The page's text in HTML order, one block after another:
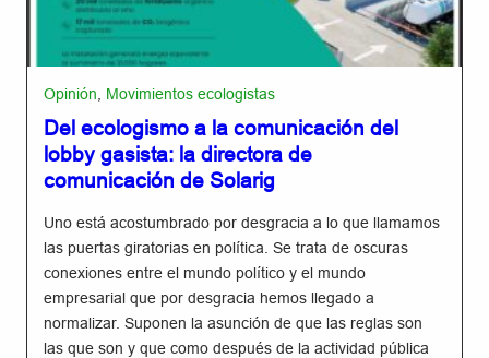
Opinión Movimientos ecologistas
Del ecologismo a la comunicación del
lobby gasista: la directora de
comunicación de Solarig
Uno está acostumbrado por desgracia a lo que llamamos
las puertas giratorias en política. Se trata de oscuras
conexiones entre el mundo político y el mundo
empresarial que por desgracia hemos llegado a
normalizar. Suponen la asunción de que las reglas son
las que son y que como después de la actividad pública